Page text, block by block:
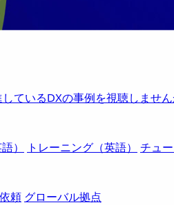
ているDXの事例を視聴しません
） トレーニング（英語） チュ
頼 グローバル拠点